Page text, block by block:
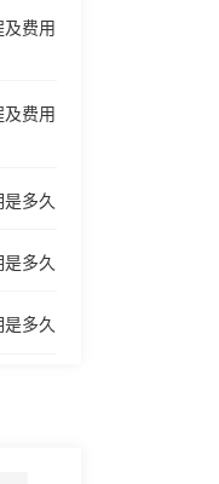
费用
费用
多久
多久
多久